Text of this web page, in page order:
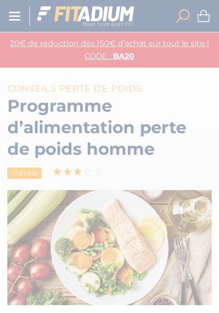
20€ de réduction dès 150€ d’achat sur tout le site |
CODE : BA20
CONSEILS PERTE DE POIDS
Programme
d’alimentation perte
de poids homme
8 MIN